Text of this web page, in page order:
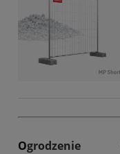
Ogrodzenie